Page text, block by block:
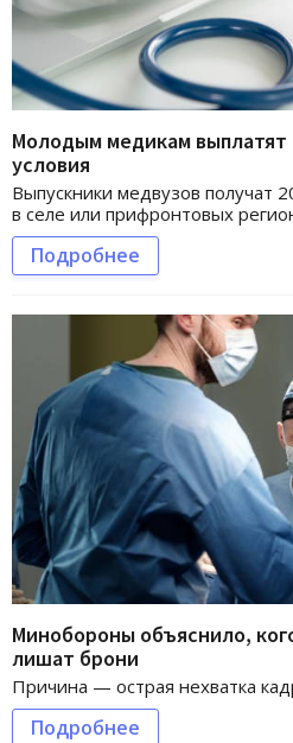
Молодым медикам выплатят
условия
Выпускники медвузов получат
в селе или прифронтовых
Подробнее
Минобороны объяснило,
лишат брони
Причина — острая нехватка
Подробнее